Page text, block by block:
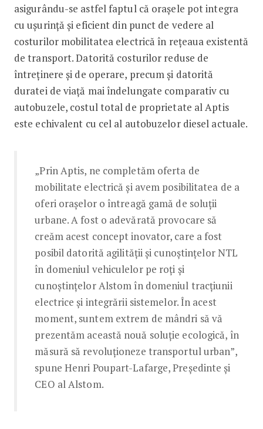
asigurându-se astfel faptul că orașele pot integra
cu ușurință și eficient din punct de vedere al
costurilor mobilitatea electrică în rețeaua existentă
de transport. Datorită costurilor reduse de
întreținere și de operare, precum și datorită
duratei de viață mai îndelungate comparativ cu
autobuzele, costul total de proprietate al Aptis
este echivalent cu cel al autobuzelor diesel actuale.
„Prin Aptis, ne completăm oferta de
mobilitate electrică și avem posibilitatea de a
oferi orașelor o întreagă gamă de soluții
urbane. A fost o adevărată provocare să
creăm acest concept inovator, care a fost
posibil datorită agilității și cunoștințelor NTL
în domeniul vehiculelor pe roți și
cunoștințelor Alstom în domeniul tracțiunii
electrice și integrării sistemelor. În acest
moment, suntem extrem de mândri să vă
prezentăm această nouă soluție ecologică, în
măsură să revoluționeze transportul urban”,
spune Henri Poupart-Lafarge, Președinte și
CEO al Alstom.